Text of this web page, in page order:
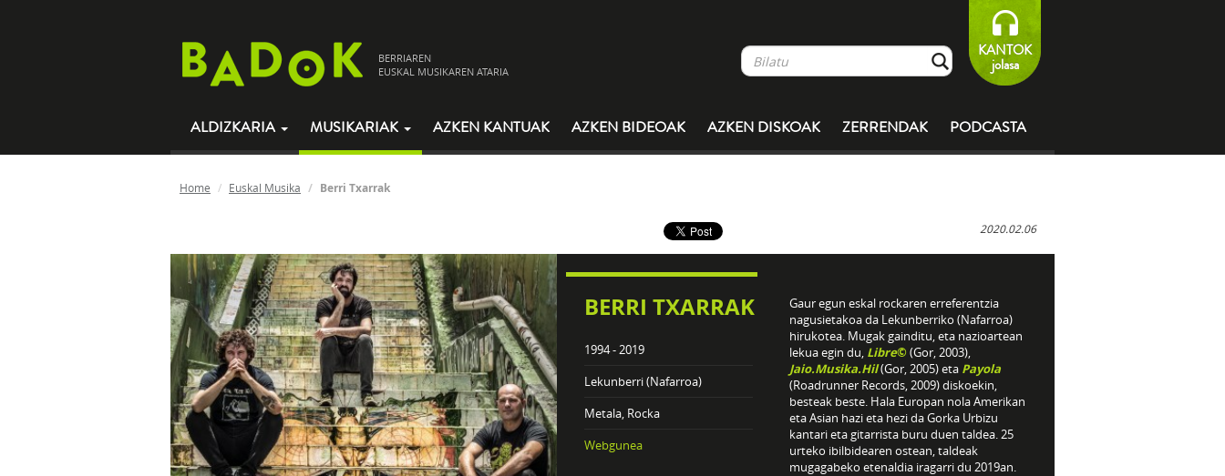
BERRIAREN
EUSKAL MUSIKAREN ATARIA
KANTOK
jolasa
ALDIZKARIA MUSIKARIAK AZKEN KANTUAK AZKEN BIDEOAK AZKEN DISKOAK ZERRENDAK PODCASTA
Home Euskal Musika Berri Txarrak
2020.02.06
BERRI TXARRAK
1994 - 2019
Lekunberri (Nafarroa)
Metala, Rocka
Webgunea
Gaur egun eskal rockaren erreferentzia
nagusietakoa da Lekunberriko (Nafarroa)
hirukotea. Mugak gainditu, eta nazioartean
lekua egin du, Libre© (Gor, 2003),
Jaio.Musika.Hil(Gor, 2005) eta Payola
(Roadrunner Records, 2009) diskoekin,
besteak beste. Hala Europan nola Amerikan
eta Asian hazi eta hezi da Gorka Urbizu
kantari eta gitarrista buru duen taldea. 25
urteko ibilbidearen ostean, taldeak
mugagabeko etenaldia iragarri du 2019an.